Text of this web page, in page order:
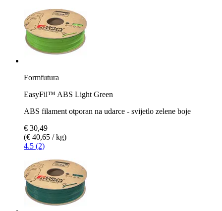
Formfutura
EasyFil™ ABS Light Green
ABS filament otporan na udarce - svijetlo zelene boje
€ 30,49
(€ 40,65 / kg)
4.5 (2)